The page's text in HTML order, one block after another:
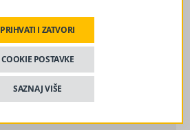
PRIHVATI I ZATVORI
COOKIE POSTAVKE
SAZNAJ VIŠE